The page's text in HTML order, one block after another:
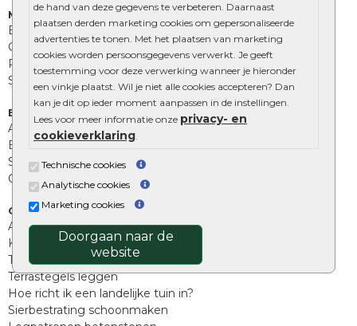
de hand van deze gegevens te verbeteren. Daarnaast
plaatsen derden marketing cookies om gepersonaliseerde
advertenties te tonen. Met het plaatsen van marketing
cookies worden persoonsgegevens verwerkt. Je geeft
toestemming voor deze verwerking wanneer je hieronder
een vinkje plaatst. Wil je niet alle cookies accepteren? Dan
kan je dit op ieder moment aanpassen in de instellingen.
Lees voor meer informatie onze privacy- en
cookieverklaring.
Technische cookies
Analytische cookies
Marketing cookies
Doorgaan naar de
website
Muurelementen
Betonbielzen
Opsluitbanden
Palissades
Stapelblokken
Extra benodigdheden
Afwatering en diversen
Beplantings en betonelementen
Split, grind en zand
Oprit tegels
Overig
Aanbiedingen
Kunstgras
Tuintegels outlet
Terrastegels leggen
Hoe richt ik een landelijke tuin in?
Sierbestrating schoonmaken